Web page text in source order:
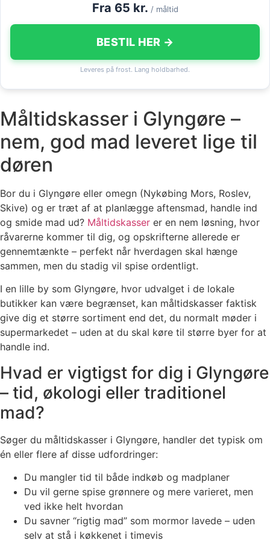
Fra 65 kr. / måltid
BESTIL HER →
Leveres på frost. Lang holdbarhed.
Måltidskasser i Glyngøre –
nem, god mad leveret lige til
døren
Bor du i Glyngøre eller omegn (Nykøbing Mors, Roslev,
Skive) og er træt af at planlægge aftensmad, handle ind
og smide mad ud? Måltidskasser er en nem løsning, hvor
råvarerne kommer til dig, og opskrifterne allerede er
gennemtænkte – perfekt når hverdagen skal hænge
sammen, men du stadig vil spise ordentligt.
I en lille by som Glyngøre, hvor udvalget i de lokale
butikker kan være begrænset, kan måltidskasser faktisk
give dig et større sortiment end det, du normalt møder i
supermarkedet – uden at du skal køre til større byer for at
handle ind.
Hvad er vigtigst for dig i Glyngøre
– tid, økologi eller traditionel
mad?
Søger du måltidskasser i Glyngøre, handler det typisk om
én eller flere af disse udfordringer:
Du mangler tid til både indkøb og madplaner
Du vil gerne spise grønnere og mere varieret, men
ved ikke helt hvordan
Du savner “rigtig mad” som mormor lavede – uden
selv at stå i køkkenet i timevis